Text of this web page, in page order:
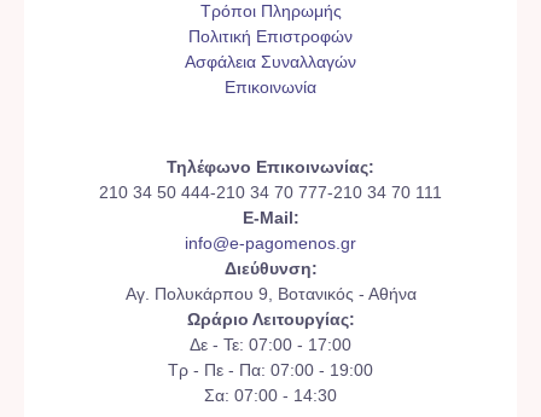
Τρόποι Πληρωμής
Πολιτική Επιστροφών
Ασφάλεια Συναλλαγών
Επικοινωνία
Τηλέφωνο Επικοινωνίας:
210 34 50 444-210 34 70 777-210 34 70 111
E-Mail:
info@e-pagomenos.gr
Διεύθυνση:
Αγ. Πολυκάρπου 9, Βοτανικός - Αθήνα
Ωράριο Λειτουργίας:
Δε - Τε: 07:00 - 17:00
Τρ - Πε - Πα: 07:00 - 19:00
Σα: 07:00 - 14:30